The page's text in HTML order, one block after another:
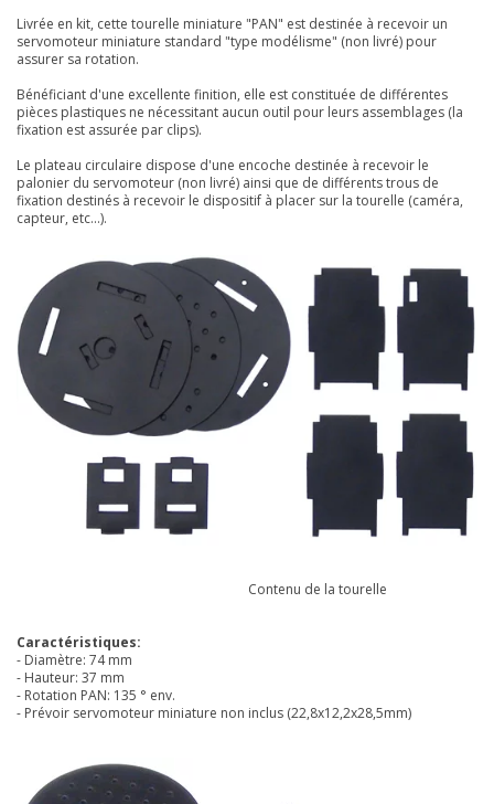
Livrée en kit, cette tourelle miniature "PAN" est destinée à recevoir un
servomoteur miniature standard "type modélisme" (non livré) pour
assurer sa rotation.
Bénéficiant d'une excellente finition, elle est constituée de différentes
pièces plastiques ne nécessitant aucun outil pour leurs assemblages (la
fixation est assurée par clips).
Le plateau circulaire dispose d'une encoche destinée à recevoir le
palonier du servomoteur (non livré) ainsi que de différents trous de
fixation destinés à recevoir le dispositif à placer sur la tourelle (caméra,
capteur, etc...).
Contenu de la tourelle
Caractéristiques:
- Diamètre: 74 mm
- Hauteur: 37 mm
- Rotation PAN: 135 ° env.
- Prévoir servomoteur miniature non inclus (22,8x12,2x28,5mm)